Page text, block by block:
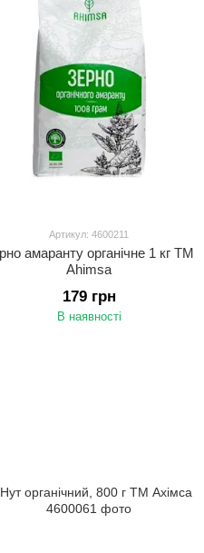
Артикул: 4600211
амаранту органічне 1 кг ТМ
Ahimsa
179 грн
В наявності